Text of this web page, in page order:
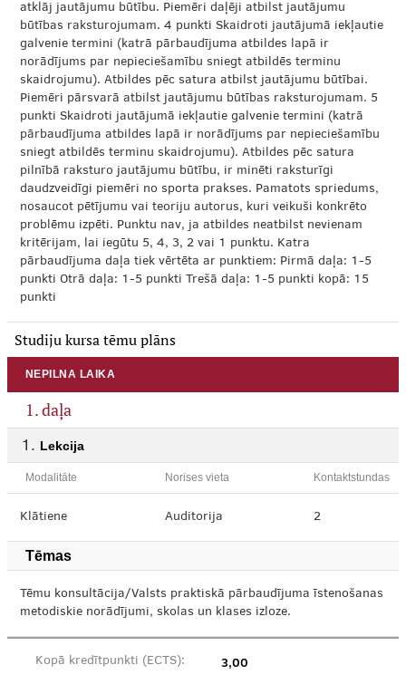
atklāj jautājumu būtību. Piemēri daļēji atbilst jautājumu
būtības raksturojumam. 4 punkti Skaidroti jautājumā iekļautie
galvenie termini (katrā pārbaudījuma atbildes lapā ir
norādījums par nepieciešamību sniegt atbildēs terminu
skaidrojumu). Atbildes pēc satura atbilst jautājumu būtībai.
Piemēri pārsvarā atbilst jautājumu būtības raksturojumam. 5
punkti Skaidroti jautājumā iekļautie galvenie termini (katrā
pārbaudījuma atbildes lapā ir norādījums par nepieciešamību
sniegt atbildēs terminu skaidrojumu). Atbildes pēc satura
pilnībā raksturo jautājumu būtību, ir minēti raksturīgi
daudzveidīgi piemēri no sporta prakses. Pamatots spriedums,
nosaucot pētījumu vai teoriju autorus, kuri veikuši konkrēto
problēmu izpēti. Punktu nav, ja atbildes neatbilst nevienam
kritērijam, lai iegūtu 5, 4, 3, 2 vai 1 punktu. Katra
pārbaudījuma daļa tiek vērtēta ar punktiem: Pirmā daļa: 1-5
punkti Otrā daļa: 1-5 punkti Trešā daļa: 1-5 punkti kopā: 15
punkti
Studiju kursa tēmu plāns
NEPILNA LAIKA
1. daļa
Lekcija
Modalitāte Norises vieta Kontaktstundas
Klātiene Auditorija 2
Tēmas
Tēmu konsultācija/Valsts praktiskā pārbaudījuma īstenošanas
metodiskie norādījumi, skolas un klases izloze.
Kopā kredītpunkti (ECTS): 3,00